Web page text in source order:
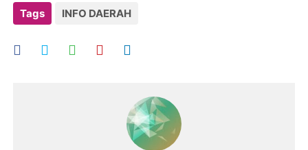
Tags INFO DAERAH